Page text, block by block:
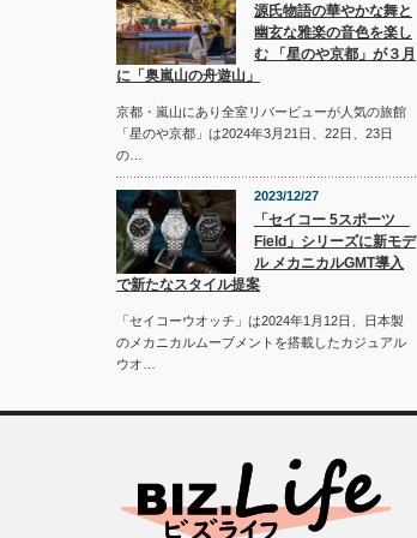
源氏物語の華やかな舞と
幽玄な雅楽の音色を楽し
む 「星のや京都」が３月
に「奥嵐山の舟遊山」
京都・嵐山にあり全室リバービューが人気の旅館
「星のや京都」は2024年3月21日、22日、23日
の…
2023/12/27
「セイコー 5スポーツ
Field」シリーズに新モデ
ル メカニカルGMT導入
で新たなスタイル提案
「セイコーウオッチ」は2024年1月12日、日本製
のメカニカルムーブメントを搭載したカジュアル
ウオ…